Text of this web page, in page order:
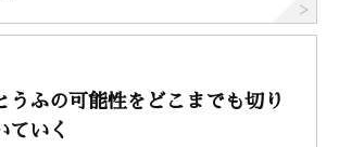
うふの可能性をどこまでも切り
ていく